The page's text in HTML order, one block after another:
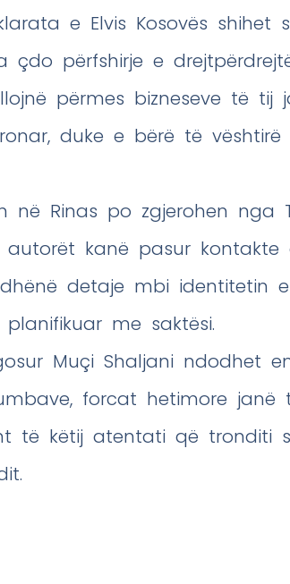
e Elvis Kosovës shihet
çdo përfshirje e
përmes bizneseve të tij
duke e bërë të
në Rinas po zgjerohen nga
kanë pasur kontakte
detaje mbi identitetin
me saktësi.
Muçi Shaljani ndodhet
forcat hetimore janë
të këtij atentati që tronditi